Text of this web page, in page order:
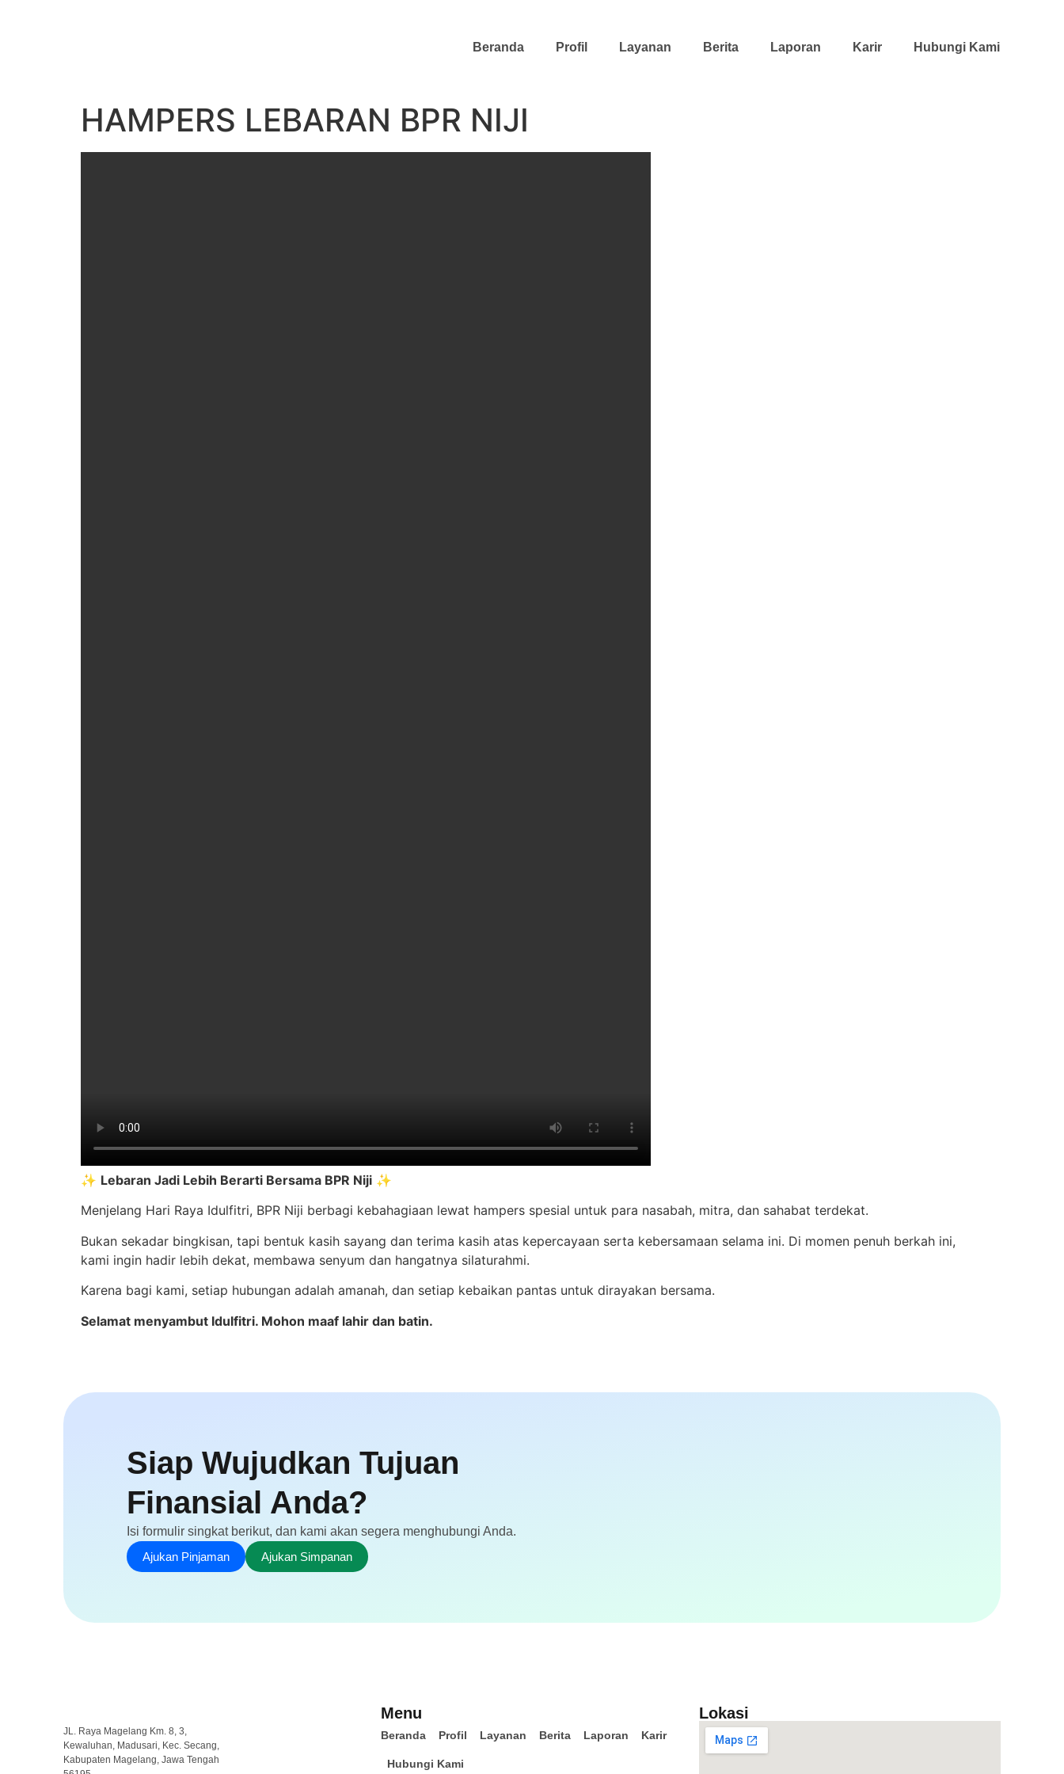
Beranda Profil Layanan Berita Laporan Karir Hubungi Kami
HAMPERS LEBARAN BPR NIJI
✨ Lebaran Jadi Lebih Berarti Bersama BPR Niji ✨
Menjelang Hari Raya Idulfitri, BPR Niji berbagi kebahagiaan lewat hampers spesial untuk para nasabah, mitra, dan sahabat terdekat.
Bukan sekadar bingkisan, tapi bentuk kasih sayang dan terima kasih atas kepercayaan serta kebersamaan selama ini. Di momen penuh berkah ini,
kami ingin hadir lebih dekat, membawa senyum dan hangatnya silaturahmi.
Karena bagi kami, setiap hubungan adalah amanah, dan setiap kebaikan pantas untuk dirayakan bersama.
Selamat menyambut Idulfitri. Mohon maaf lahir dan batin.
Siap Wujudkan Tujuan
Finansial Anda?
Isi formulir singkat berikut, dan kami akan segera menghubungi Anda.
Ajukan Pinjaman
Ajukan Simpanan
JL. Raya Magelang Km. 8, 3,
Kewaluhan, Madusari, Kec. Secang,
Kabupaten Magelang, Jawa Tengah
Menu
Beranda Profil Layanan Berita Laporan Karir
Hubungi Kami
Lokasi